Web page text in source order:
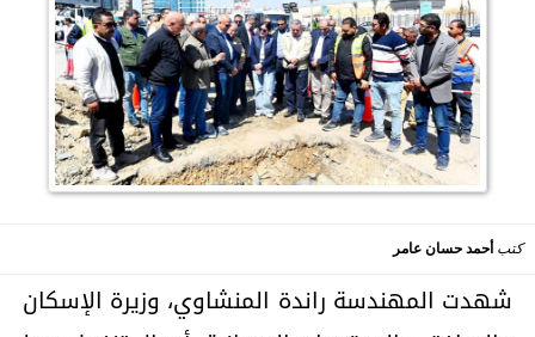
كتب أحمد حسان عامر
شهدت المهندسة راندة المنشاوي، وزيرة الإسكان